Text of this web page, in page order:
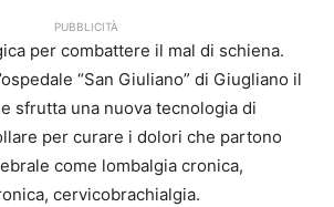
PUBBLICITÀ
per combattere il mal di schiena.
“San Giuliano” di Giugliano il
sfrutta una nuova tecnologia di
per curare i dolori che partono
come lombalgia cronica,
cervicobrachialgia.